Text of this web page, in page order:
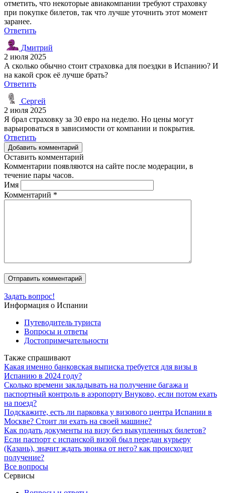
отметить, что некоторые авиакомпании требуют страховку
при покупке билетов, так что лучше уточнить этот момент
заранее.
Ответить
Дмитрий
2 июля 2025
А сколько обычно стоит страховка для поездки в Испанию? И
на какой срок её лучше брать?
Ответить
Сергей
2 июля 2025
Я брал страховку за 30 евро на неделю. Но цены могут
варьироваться в зависимости от компании и покрытия.
Ответить
Добавить комментарий
Оставить комментарий
Комментарии появляются на сайте после модерации, в
течение пары часов.
Имя
Комментарий *
Задать вопрос!
Информация о Испании
Путеводитель туриста
Вопросы и ответы
Достопримечательности
Также спрашивают
Какая именно банковская выписка требуется для визы в
Испанию в 2024 году?
Сколько времени закладывать на получение багажа и
паспортный контроль в аэропорту Внуково, если потом ехать
на поезд?
Подскажите, есть ли парковка у визового центра Испании в
Москве? Стоит ли ехать на своей машине?
Как подать документы на визу без выкупленных билетов?
Если паспорт с испанской визой был передан курьеру
(Казань), значит ждать звонка от него? как происходит
получение?
Все вопросы
Сервисы